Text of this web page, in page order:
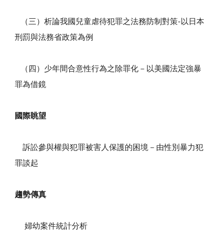
（三）析論我國兒童虐待犯罪之法務防制對策-以日本
刑罰與法務省政策為例
（四）少年間合意性行為之除罪化－以美國法定強暴
罪為借鏡
國際眺望
訴訟參與權與犯罪被害人保護的困境－由性別暴力犯
罪談起
趨勢傳真
婦幼案件統計分析